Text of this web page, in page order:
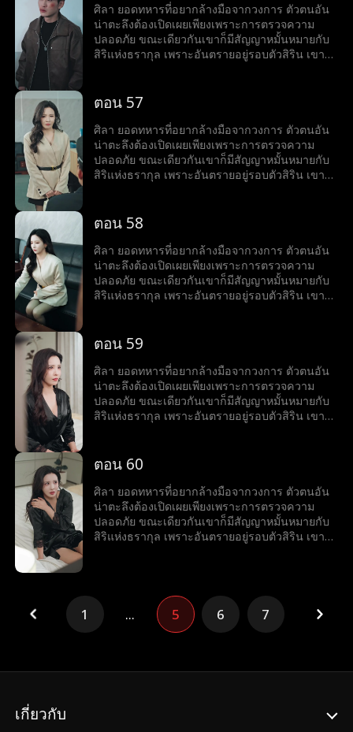
ศิลา ยอดทหารที่อยากล้างมือจากวงการ ตัวตนอัน
น่าตะลึงต้องเปิดเผยเพียงเพราะการตรวจความ
ปลอดภัย ขณะเดียวกันเขาก็มีสัญญาหมั้นหมายกับ
สิริแห่งธรากุล เพราะอันตรายอยู่รอบตัวสิริน เขาจึง
อุปสรรคได้ทุกครั้ง
ตอน 57
ศิลา ยอดทหารที่อยากล้างมือจากวงการ ตัวตนอัน
น่าตะลึงต้องเปิดเผยเพียงเพราะการตรวจความ
ปลอดภัย ขณะเดียวกันเขาก็มีสัญญาหมั้นหมายกับ
สิริแห่งธรากุล เพราะอันตรายอยู่รอบตัวสิริน เขาจึง
อุปสรรคได้ทุกครั้ง
ตอน 58
ศิลา ยอดทหารที่อยากล้างมือจากวงการ ตัวตนอัน
น่าตะลึงต้องเปิดเผยเพียงเพราะการตรวจความ
ปลอดภัย ขณะเดียวกันเขาก็มีสัญญาหมั้นหมายกับ
สิริแห่งธรากุล เพราะอันตรายอยู่รอบตัวสิริน เขาจึง
อุปสรรคได้ทุกครั้ง
ตอน 59
ศิลา ยอดทหารที่อยากล้างมือจากวงการ ตัวตนอัน
น่าตะลึงต้องเปิดเผยเพียงเพราะการตรวจความ
ปลอดภัย ขณะเดียวกันเขาก็มีสัญญาหมั้นหมายกับ
สิริแห่งธรากุล เพราะอันตรายอยู่รอบตัวสิริน เขาจึง
อุปสรรคได้ทุกครั้ง
ตอน 60
ศิลา ยอดทหารที่อยากล้างมือจากวงการ ตัวตนอัน
น่าตะลึงต้องเปิดเผยเพียงเพราะการตรวจความ
ปลอดภัย ขณะเดียวกันเขาก็มีสัญญาหมั้นหมายกับ
สิริแห่งธรากุล เพราะอันตรายอยู่รอบตัวสิริน เขาจึง
1 ... 5 6 7
เกี่ยวกับ